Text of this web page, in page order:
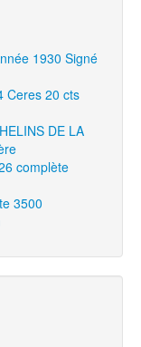
1930 Signé
Ceres 20 cts
DE LA
complète
3500